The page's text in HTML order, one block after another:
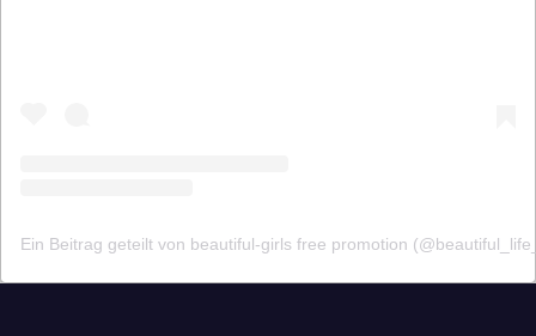
Ein Beitrag geteilt von beautiful-girls free promotion